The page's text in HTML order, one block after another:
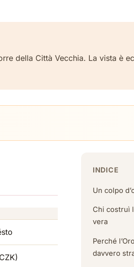
della Città Vecchia. La vista è
INDICE
Un colpo
Chi costruì
vera
Perché
davvero